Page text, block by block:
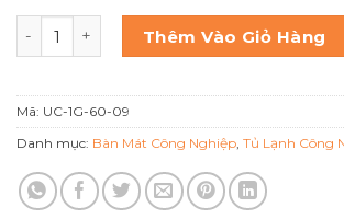
Bàn mát 1 cánh kính TurboCool UC 1G
Thêm Vào Giỏ Hàng
Mã: UC-1G-60-09
Danh mục: Bàn Mát Công Nghiệp Tủ Lạnh Công